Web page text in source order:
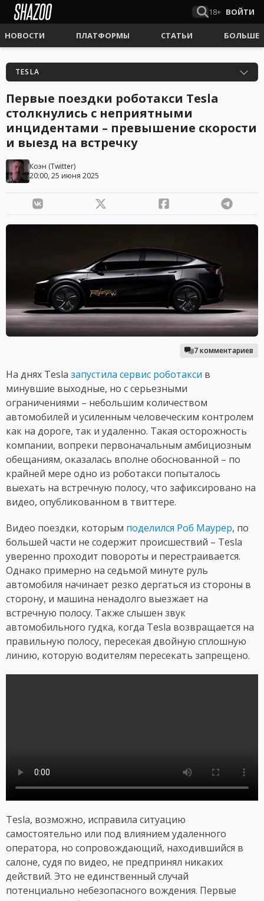
18+ ВОЙТИ
НОВОСТИ ПЛАТФОРМЫ СТАТЬИ БОЛЬШЕ
TESLA
Первые поездки роботакси Tesla
столкнулись с неприятными
инцидентами – превышение скорости
и выезд на встречку
Коэн (Twitter)
20:00, 25 июня 2025
7 комментариев
На днях Tesla запустила сервис роботакси в
минувшие выходные, но с серьезными
ограничениями – небольшим количеством
автомобилей и усиленным человеческим контролем
как на дороге, так и удаленно. Такая осторожность
компании, вопреки первоначальным амбициозным
обещаниям, оказалась вполне обоснованной – по
крайней мере одно из роботакси попыталось
выехать на встречную полосу, что зафиксировано на
видео, опубликованном в твиттере.
Видео поездки, которым поделился Роб Маурер, по
большей части не содержит происшествий – Tesla
уверенно проходит повороты и перестраивается.
Однако примерно на седьмой минуте руль
автомобиля начинает резко дергаться из стороны в
сторону, и машина ненадолго выезжает на
встречную полосу. Также слышен звук
автомобильного гудка, когда Tesla возвращается на
правильную полосу, пересекая двойную сплошную
линию, которую водителям пересекать запрещено.
Tesla, возможно, исправила ситуацию
самостоятельно или под влиянием удаленного
оператора, но сопровождающий, находившийся в
салоне, судя по видео, не предпринял никаких
действий. Это не единственный случай
потенциально небезопасного вождения. Первые